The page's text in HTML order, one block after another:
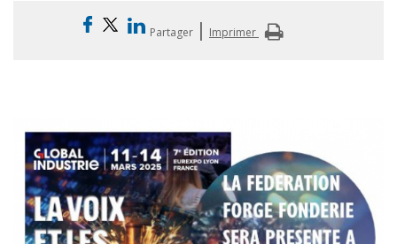
Partager | Imprimer